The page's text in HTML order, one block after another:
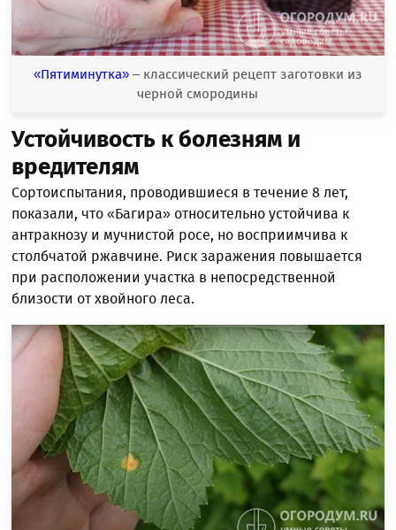
«Пятиминутка»– классический рецепт заготовки из
черной смородины
Устойчивость к болезням и
вредителям
Сортоиспытания, проводившиеся в течение 8 лет,
показали, что «Багира» относительно устойчива к
антракнозу и мучнистой росе, но восприимчива к
столбчатой ржавчине. Риск заражения повышается
при расположении участка в непосредственной
близости от хвойного леса.